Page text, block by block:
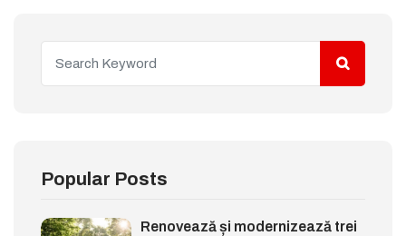
Popular Posts
Renovează și modernizează trei